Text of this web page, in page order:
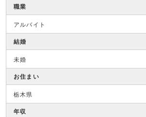
職業
アルバイト
結婚
未婚
お住まい
栃木県
年収